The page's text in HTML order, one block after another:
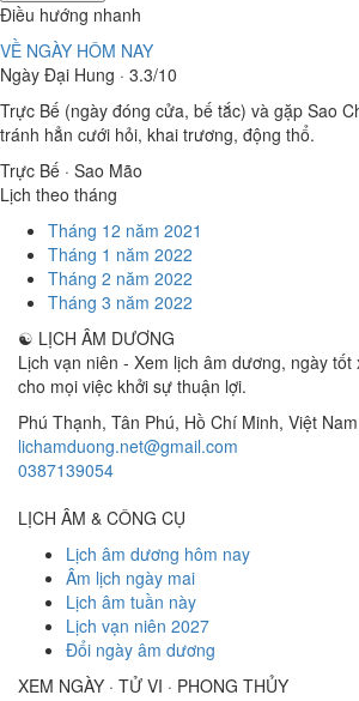
Điều hướng nhanh
VỀ NGÀY HÔM NAY
Ngày Đại Hung · 3.3/10
Trực Bế (ngày đóng cửa, bế tắc) và gặp Sao
tránh hẳn cưới hỏi, khai trương, động thổ.
Trực Bế · Sao Mão
Lịch theo tháng
Tháng 12 năm 2021
Tháng 1 năm 2022
Tháng 2 năm 2022
Tháng 3 năm 2022
☯ LỊCH ÂM DƯƠNG
Lịch vạn niên - Xem lịch âm dương, ngày tốt
cho mọi việc khởi sự thuận lợi.
Phú Thạnh, Tân Phú, Hồ Chí Minh, Việt Nam
lichamduong.net@gmail.com
0387139054
LỊCH ÂM & CÔNG CỤ
Lịch âm dương hôm nay
Âm lịch ngày mai
Lịch âm tuần này
Lịch vạn niên 2027
Đổi ngày âm dương
XEM NGÀY · TỬ VI · PHONG THỦY